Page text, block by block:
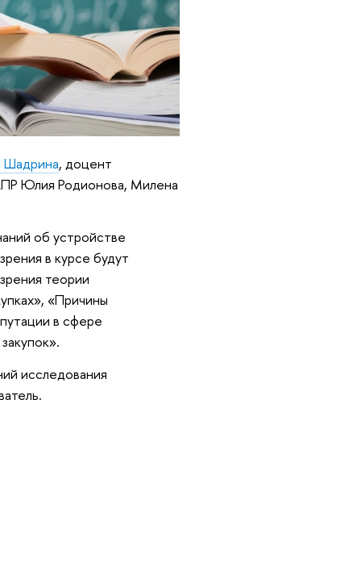
Шадрина, доцент
Юлия Родионова, Милена
об устройстве
в курсе будут
теории
«Причины
в сфере
исследования